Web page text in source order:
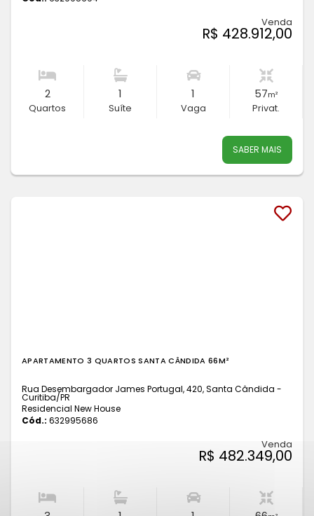
Venda
R$ 428.912,00
2
Quartos
1
Suíte
1
Vaga
57m²
Privat.
SABER MAIS
APARTAMENTO 3 QUARTOS SANTA CÂNDIDA 66M²
Rua Desembargador James Portugal, 420, Santa Cândida -
Curitiba/PR
Residencial New House
Cód.: 632995686
Venda
R$ 482.349,00